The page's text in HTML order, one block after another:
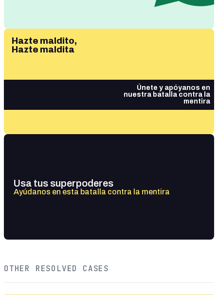
Hazte maldito,
Hazte maldita
Únete y apóyanos en
nuestra batalla contra la
mentira
Usa tus superpoderes
Ayúdanos en esta batalla contra la mentira
OTHER RESOLVED CASES